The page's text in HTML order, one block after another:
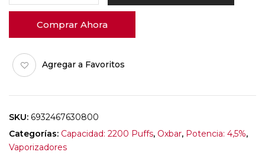
Comprar Ahora
Agregar a Favoritos
SKU: 6932467630800
Categorías: Capacidad: 2200 Puffs, Oxbar, Potencia: 4,5%,
Vaporizadores